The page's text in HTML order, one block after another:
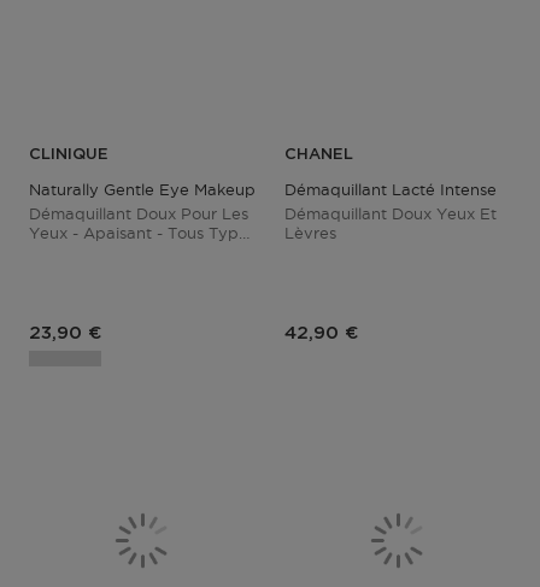
CLINIQUE
Naturally Gentle Eye Makeup Remover
Démaquillant Doux Pour Les
Yeux - Apaisant - Tous Types
Prix du produit
23,90 €
CHANEL
Démaquillant Lacté Intense
Démaquillant Doux Yeux Et
Lèvres
Prix du produit
42,90 €